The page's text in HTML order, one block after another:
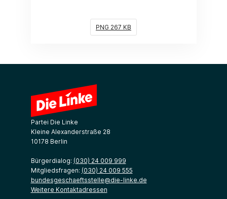
PNG 267 KB
Partei Die Linke
Kleine Alexanderstraße 28
10178 Berlin
Bürgerdialog: (030) 24 009 999
Mitgliedsfragen: (030) 24 009 555
bundesgeschaeftsstelle@die-linke.de
Weitere Kontaktadressen